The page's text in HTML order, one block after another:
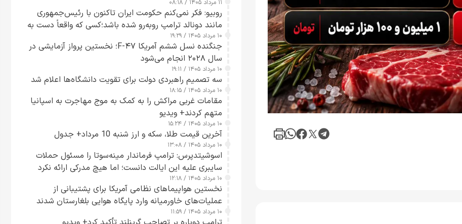
۱۱ مرداد ۱۴۰۵ / ۰۸:۱۸
روبیو: فکر نمی‌کنم حکومت ایران تاکنون با رئیس‌جمهوری
مانند دونالد ترامپ روبه‌رو شده باشد؛کسی که واقعاً دست به
اقدام می‌زند
۱۰ مرداد ۱۴۰۵ / ۱۹:۲۹
جنگنده نسل ششم آمریکا F-۴۷؛ نخستین پرواز آزمایشی در
سال ۲۰۲۸ انجام می‌شود
۱۰ مرداد ۱۴۰۵ / ۱۹:۱۱
سه تصمیم راهبردی دولت برای تقویت دانشگاه‌ها اعلام شد
۱۰ مرداد ۱۴۰۵ / ۱۸:۱۵
مقامات غربی مراکش را به کمک به موج مهاجرت به اسپانیا
متهم کردند+ ویدیو
۱۰ مرداد ۱۴۰۵ / ۱۵:۲۴
آخرین قیمت طلا، سکه و ارز شنبه 10 مرداد+ جدول
۱۰ مرداد ۱۴۰۵ / ۱۳:۰۸
اسوشیتدپرس: ترامپ فرماندار مینه‌سوتا را مسئول حملات
سایبری علیه این ایالت دانست؛ اما هیچ مدرکی ارائه نکرد
۱۰ مرداد ۱۴۰۵ / ۱۲:۱۸
نخستین هواپیماهای نظامی آمریکا برای پشتیبانی از
عملیات‌های خاورمیانه وارد پایگاه هوایی بلغارستان شدند
۱۰ مرداد ۱۴۰۵ / ۱۱:۵۹